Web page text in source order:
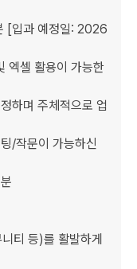
[입과 예정일: 2026
셀 활용이 가능한
하며 주체적으로 업
/작문이 가능하신
티 등)를 활발하게